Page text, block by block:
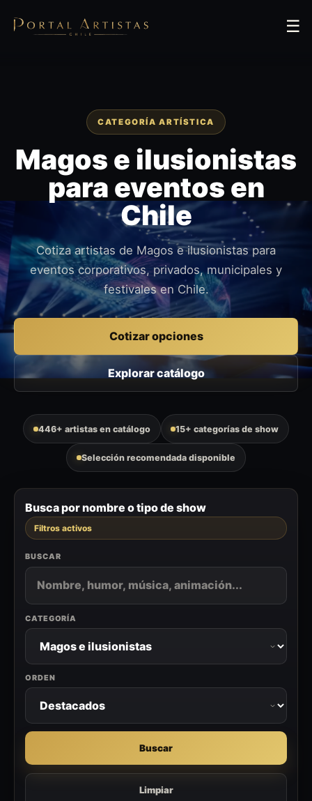
☰
CATEGORÍA ARTÍSTICA
Magos e ilusionistas
para eventos en
Chile
Cotiza artistas de Magos e ilusionistas para
eventos corporativos, privados, municipales y
festivales en Chile.
Cotizar opciones
Explorar catálogo
446+ artistas en catálogo 15+ categorías de show
Selección recomendada disponible
Busca por nombre o tipo de show
Filtros activos
BUSCAR
CATEGORÍA
ORDEN
Buscar
Limpiar